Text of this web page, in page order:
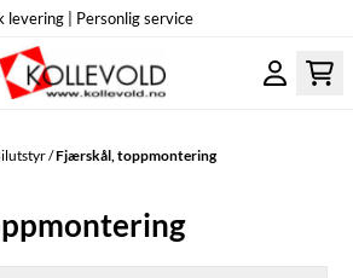
levering | Personlig service
/Fjærskål, toppmontering